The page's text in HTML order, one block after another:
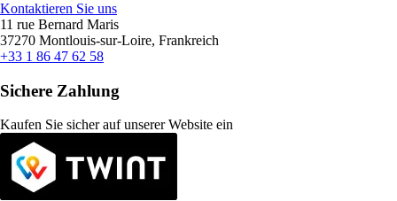
Kontaktieren Sie uns
11 rue Bernard Maris
37270 Montlouis-sur-Loire, Frankreich
+33 1 86 47 62 58
Sichere Zahlung
Kaufen Sie sicher auf unserer Website ein